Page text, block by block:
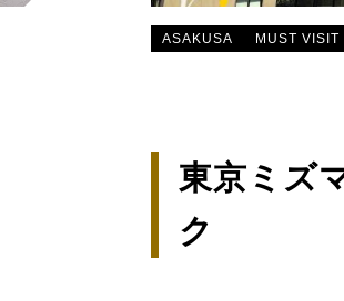
ASAKUSA MUST VISIT
東京ミズ
ク